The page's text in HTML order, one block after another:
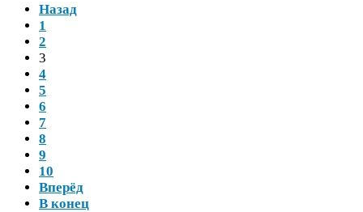
Назад
1
2
3
4
5
6
7
8
9
10
Вперёд
В конец